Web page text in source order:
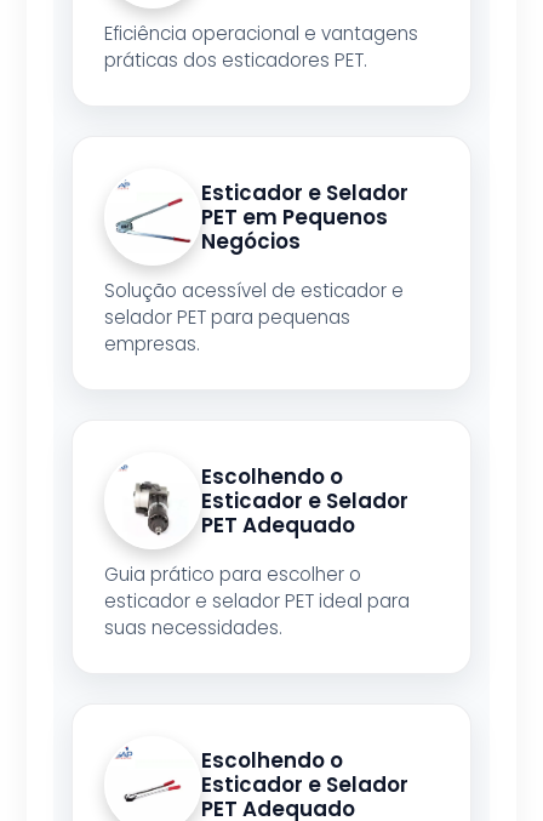
Eficiência operacional e vantagens
práticas dos esticadores PET.
Esticador e Selador
PET em Pequenos
Negócios
Solução acessível de esticador e
selador PET para pequenas
empresas.
Escolhendo o
Esticador e Selador
PET Adequado
Guia prático para escolher o
esticador e selador PET ideal para
suas necessidades.
Escolhendo o
Esticador e Selador
PET Adequado